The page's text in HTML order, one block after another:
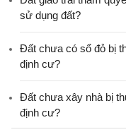
sử dụng đất?
Đất chưa có sổ đỏ bị
định cư?
Đất chưa xây nhà bị
định cư?